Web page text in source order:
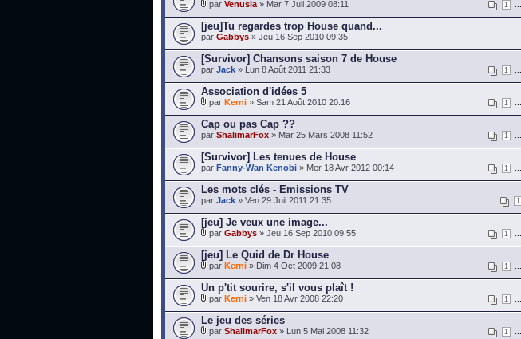
1
par Venusia » Mar 7 Juil 2009 08:11
[jeu]Tu regardes trop House quand...
par Gabbys » Jeu 16 Sep 2010 09:35
[Survivor] Chansons saison 7 de House
1
par Jack » Lun 8 Août 2011 21:33
Association d'idées 5
1
par Kerni » Sam 21 Août 2010 20:16
Cap ou pas Cap ??
1
par ShalimarFox » Mar 25 Mars 2008 11:52
[Survivor] Les tenues de House
1
par Fanny-Wan Kenobi » Mer 18 Avr 2012 00:14
Les mots clés - Emissions TV
1
par Jack » Ven 29 Juil 2011 21:35
[jeu] Je veux une image...
1
par Gabbys » Jeu 16 Sep 2010 09:55
[jeu] Le Quid de Dr House
1
par Kerni » Dim 4 Oct 2009 21:08
Un p'tit sourire, s'il vous plaît !
1
par Kerni » Ven 18 Avr 2008 22:20
Le jeu des séries
1
par ShalimarFox » Lun 5 Mai 2008 11:32